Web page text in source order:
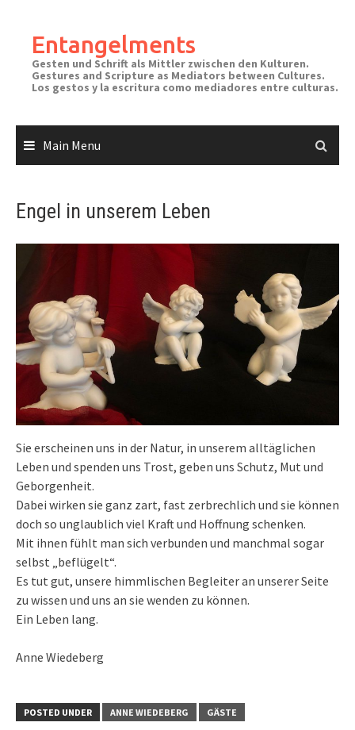
contentEntangelments
Gesten und Schrift als Mittler zwischen den Kulturen.
Gestures and Scripture as Mediators between Cultures.
Los gestos y la escritura como mediadores entre culturas.
Main Menu
Engel in unserem Leben
Sie erscheinen uns in der Natur, in unserem alltäglichen
Leben und spenden uns Trost, geben uns Schutz, Mut und
Geborgenheit.
Dabei wirken sie ganz zart, fast zerbrechlich und sie können
doch so unglaublich viel Kraft und Hoffnung schenken.
Mit ihnen fühlt man sich verbunden und manchmal sogar
selbst „beflügelt“.
Es tut gut, unsere himmlischen Begleiter an unserer Seite
zu wissen und uns an sie wenden zu können.
Ein Leben lang.
Anne Wiedeberg
POSTED UNDER ANNE WIEDEBERG GÄSTE